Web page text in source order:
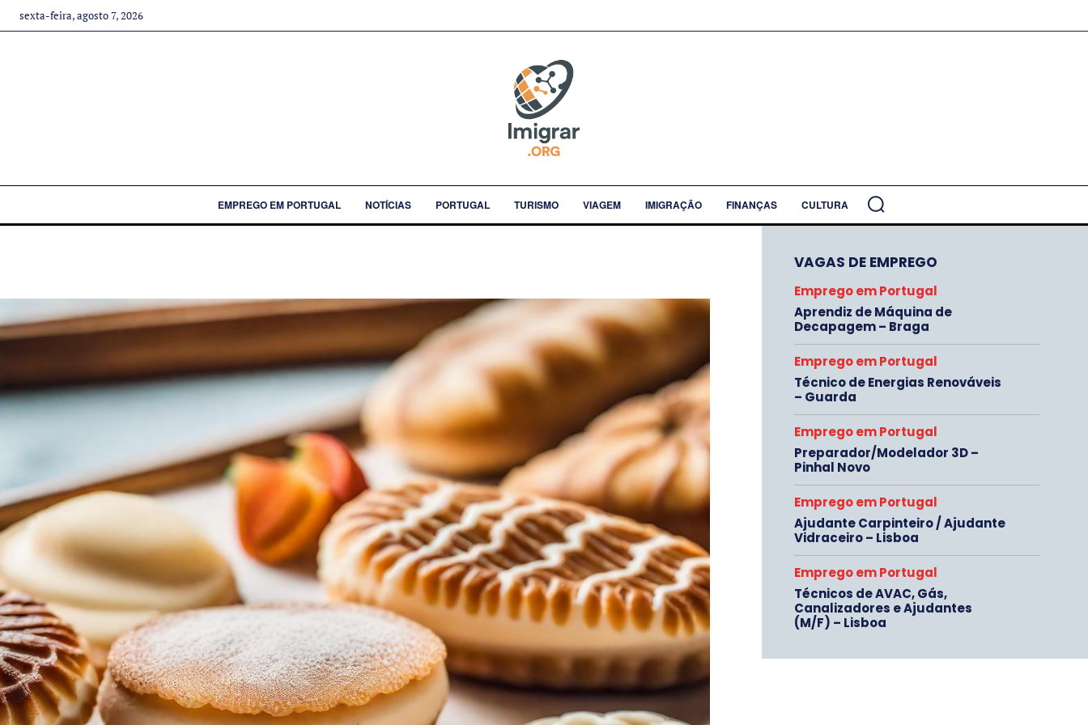
sexta-feira, agosto 7, 2026
EMPREGO EM PORTUGAL NOTÍCIAS PORTUGAL TURISMO VIAGEM IMIGRAÇÃO FINANÇAS CULTURA
VAGAS DE EMPREGO
Emprego em Portugal
Aprendiz de Máquina de
Decapagem – Braga
Emprego em Portugal
Técnico de Energias Renováveis
– Guarda
Emprego em Portugal
Preparador/Modelador 3D –
Pinhal Novo
Emprego em Portugal
Ajudante Carpinteiro / Ajudante
Vidraceiro – Lisboa
Emprego em Portugal
Técnicos de AVAC, Gás,
Canalizadores e Ajudantes
(M/F) – Lisboa